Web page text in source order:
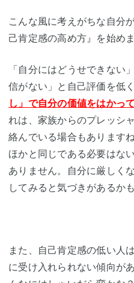
こんな風に考えがちな自分
己肯定感の高め方』を始め
「自分にはどうせできない
信がない」と自己評価を低く
し」で自分の価値をはかっ
れは、家族からのプレッシ
絡んでいる場合もあります
ほかと同じである必要はな
ありません。自分に厳しく
してみると気づきがあるか
また、自己肯定感の低い人
に受け入れられない傾向が